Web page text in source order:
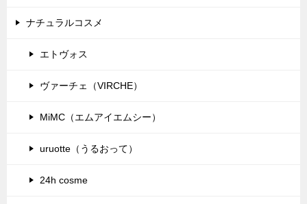
ナチュラルコスメ
エトヴォス
ヴァーチェ（VIRCHE）
MiMC（エムアイエムシー）
uruotte（うるおって）
24h cosme